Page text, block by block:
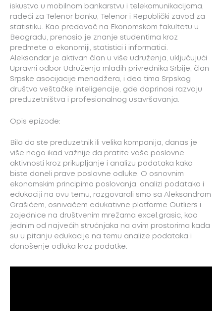
iskustvo u mobilnom bankarstvu i telekomunikacijama,
radeći za Telenor banku, Telenor i Republički zavod za
statistiku. Kao predavač na Ekonomskom fakultetu u
Beogradu, prenosio je znanje studentima kroz
predmete o ekonomiji, statistici i informatici.
Aleksandar je aktivan član u više udruženja, uključujući
Upravni odbor Udruženja mladih privrednika Srbije, član
Srpske asocijacije menadžera, i deo tima Srpskog
društva veštačke inteligencije, gde doprinosi razvoju
preduzetništva i profesionalnog usavršavanja.
Opis epizode:
Bilo da ste preduzetnik ili velika kompanija, danas je
više nego ikad važnije da pratite vaše poslovne
aktivnosti kroz prikupljanje i analizu podataka kako
biste doneli prave poslovne odluke. O osnovnim
ekonomskim principima poslovanja, analizi podataka i
edukaciji na ovu temu, razgovarali smo sa Aleksandrom
Grašićem, osnivačem edukativne platforme Outliers i
zajednice na društvenim mrežama excel.grasic, kao
jednim od najvećih strućnjaka na ovim prostorima kada
su u pitanju edukacije na temu analize podataka i
donošenje odluka kroz podatke.